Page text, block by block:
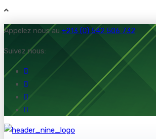
Appelez nous au +213 (0) 542 506 732
Suivez nous: